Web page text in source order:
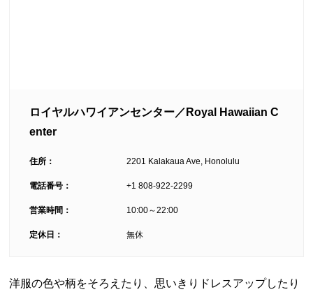
ロイヤルハワイアンセンター／Royal Hawaiian C
enter
住所： 2201 Kalakaua Ave, Honolulu
電話番号： +1 808-922-2299
営業時間： 10:00～22:00
定休日： 無休
洋服の色や柄をそろえたり、思いきりドレスアップしたり